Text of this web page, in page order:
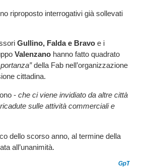
riproposto interrogativi già sollevati
Gullino, Falda e Bravo e i
Valenzano hanno fatto quadrato
della Fab nell’organizzazione
cittadina.
- che ci viene invidiato da altre città
sulle attività commerciali e
dello scorso anno, al termine della
all’unanimità.
GpT